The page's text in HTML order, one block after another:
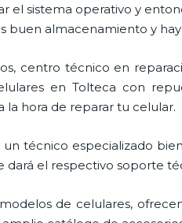
el sistema operativo y
buen almacenamiento y
centro técnico en
en Tolteca con
la hora de reparar tu celular.
técnico especializado
dará el respectivo soporte
de celulares,